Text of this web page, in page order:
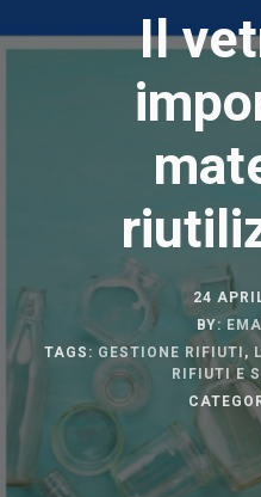
Il
24
BY:
TAGS: GESTIONE RIFIUTI,
RIFIUTI E